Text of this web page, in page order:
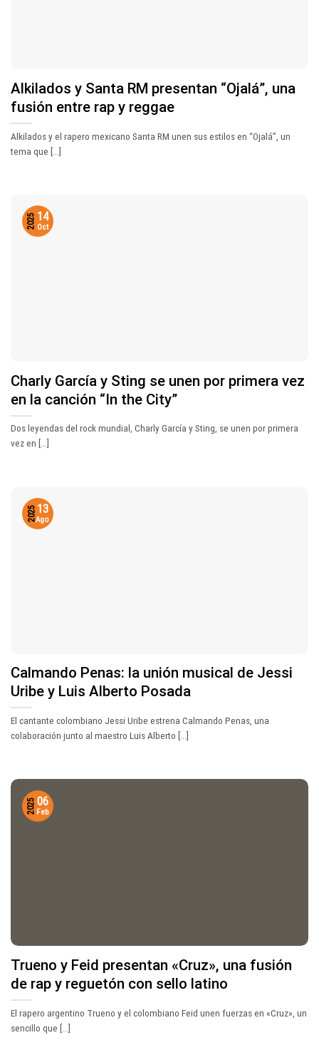
Alkilados y Santa RM presentan “Ojalá”, una
fusión entre rap y reggae
Alkilados y el rapero mexicano Santa RM unen sus estilos en “Ojalá”, un
tema que [...]
Charly García y Sting se unen por primera vez
en la canción “In the City”
Dos leyendas del rock mundial, Charly García y Sting, se unen por primera
vez en [...]
14
Oct
2025
Calmando Penas: la unión musical de Jessi
Uribe y Luis Alberto Posada
El cantante colombiano Jessi Uribe estrena Calmando Penas, una
colaboración junto al maestro Luis Alberto [...]
13
Ago
2025
Trueno y Feid presentan «Cruz», una fusión
de rap y reguetón con sello latino
El rapero argentino Trueno y el colombiano Feid unen fuerzas en «Cruz», un
sencillo que [...]
06
Feb
2025